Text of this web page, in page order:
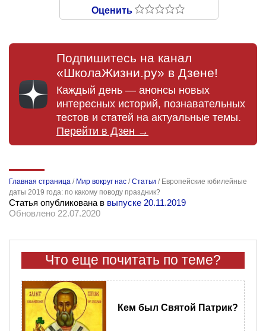
Оценить
Подпишитесь на канал
«ШколаЖизни.ру» в Дзене!
Каждый день — анонсы новых
интересных историй, познавательных
тестов и статей на актуальные темы.
Перейти в Дзен →
Главная страница / Мир вокруг нас /Статьи / Европейские юбилейные
даты 2019 года: по какому поводу праздник?
Статья опубликована в выпуске 20.11.2019
Обновлено 22.07.2020
Что еще почитать по теме?
Кем был Святой Патрик?